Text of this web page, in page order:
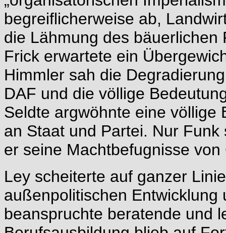
begreiflicherweise ab,
die Lähmung des
Frick erwartete ein
Himmler sah die
DAF und die völlige
Seldte argwöhnte eine völlige
an Staat und Partei. Nur
er seine Machtbefugnisse
Ley scheiterte auf ganzer
außenpolitischen Entwicklung
beanspruchte beratende und